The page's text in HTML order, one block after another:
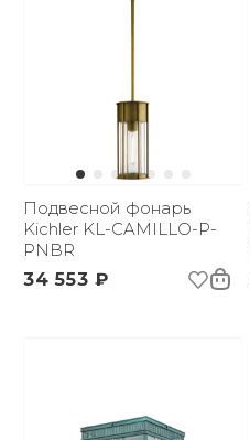
Подвесной фонарь
Kichler KL-CAMILLO-P-
PNBR
34 553 ₽